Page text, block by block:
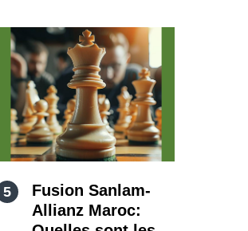
Fusion Sanlam-
Allianz Maroc: